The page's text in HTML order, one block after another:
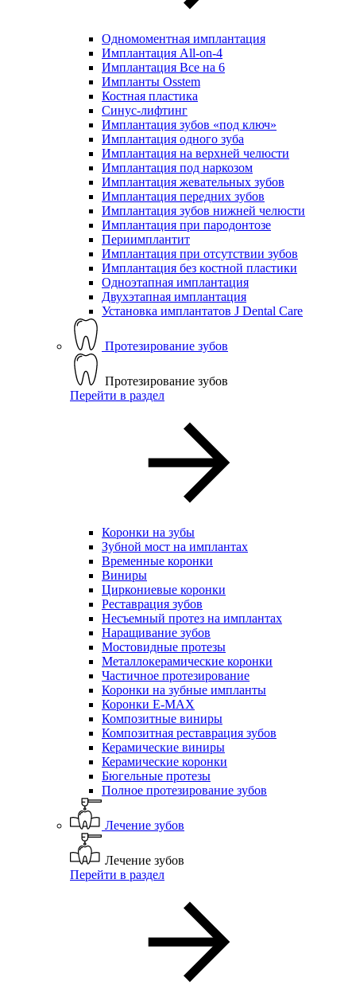
Одномоментная имплантация
Имплантация All-on-4
Имплантация Все на 6
Импланты Osstem
Костная пластика
Синус-лифтинг
Имплантация зубов «под ключ»
Имплантация одного зуба
Имплантация на верхней челюсти
Имплантация под наркозом
Имплантация жевательных зубов
Имплантация передних зубов
Имплантация зубов нижней челюсти
Имплантация при пародонтозе
Периимплантит
Имплантация при отсутствии зубов
Имплантация без костной пластики
Одноэтапная имплантация
Двухэтапная имплантация
Установка имплантатов J Dental Care
Протезирование зубов
Протезирование зубов
Перейти в раздел
Коронки на зубы
Зубной мост на имплантах
Временные коронки
Виниры
Циркониевые коронки
Реставрация зубов
Несъемный протез на имплантах
Наращивание зубов
Мостовидные протезы
Металлокерамические коронки
Частичное протезирование
Коронки на зубные импланты
Коронки E-MAX
Композитные виниры
Композитная реставрация зубов
Керамические виниры
Керамические коронки
Бюгельные протезы
Полное протезирование зубов
Лечение зубов
Лечение зубов
Перейти в раздел